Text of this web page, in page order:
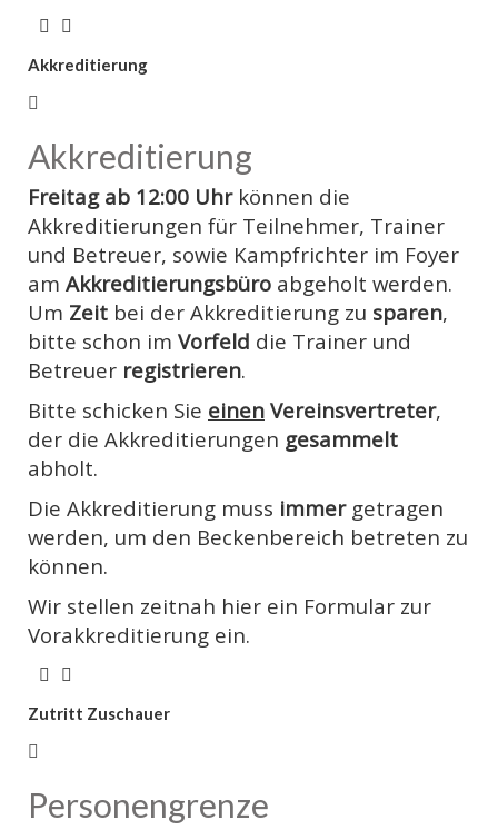
Akkreditierung
Akkreditierung
Freitag ab 12:00 Uhrkönnen die
Akkreditierungen für Teilnehmer, Trainer
und Betreuer, sowie Kampfrichter im Foyer
am Akkreditierungsbüro abgeholt werden.
Um Zeit bei der Akkreditierung zu sparen,
bitte schon im Vorfeld die Trainer und
Betreuer registrieren.
Bitte schicken Sie einen Vereinsvertreter,
der die Akkreditierungen gesammelt
abholt.
Die Akkreditierung muss immergetragen
werden, um den Beckenbereich betreten zu
können.
Wir stellen zeitnah hier ein Formular zur
Vorakkreditierung ein.
Zutritt Zuschauer
Personengrenze